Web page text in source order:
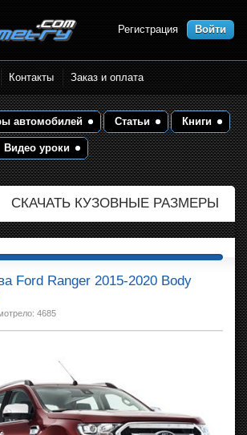
и кузовные
кузова
Регистрация Войти
Контакты Заказ и оплата
автомобилей Статьи Книги
Видео уроки
СКАЧАТЬ КУЗОВНЫЕ РАЗМЕРЫ
Ford Ranger 2015-2020 Body
4685